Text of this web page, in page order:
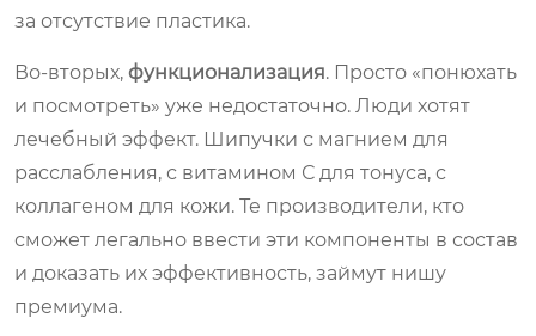
за отсутствие пластика.
Во-вторых, функционализация. Просто «понюхать
и посмотреть» уже недостаточно. Люди хотят
лечебный эффект. Шипучки с магнием для
расслабления, с витамином С для тонуса, с
коллагеном для кожи. Те производители, кто
сможет легально ввести эти компоненты в состав
и доказать их эффективность, займут нишу
премиума.